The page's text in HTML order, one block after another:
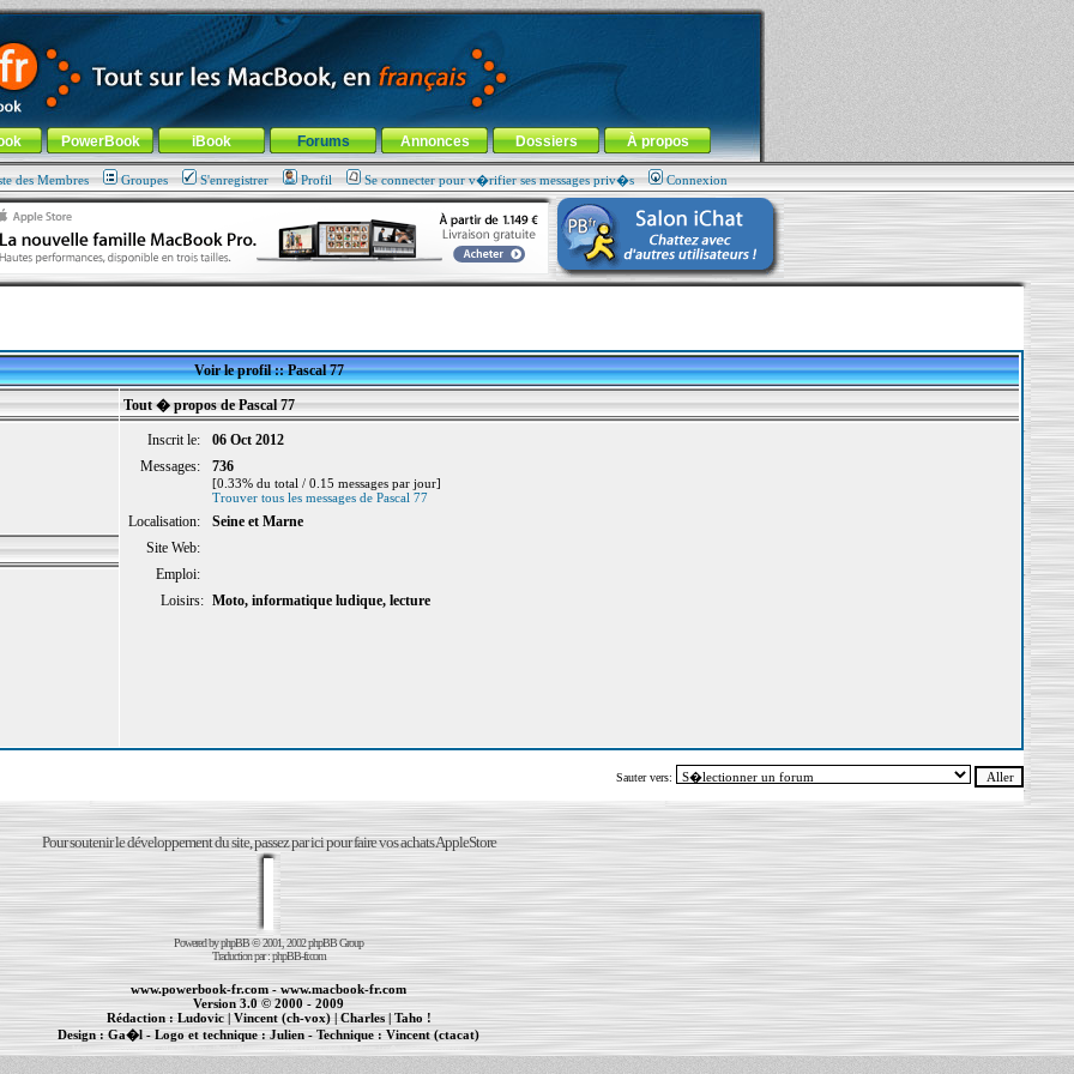
! -Aller au menu de la rubrique
PowerBook iBook Forums Annonces Dossiers À propos
des Membres Groupes S'enregistrer Profil Se connecter pour v�rifier ses messages priv�s Connexion
Voir le profil :: Pascal 77
Tout � propos de Pascal 77
Inscrit le:
06 Oct 2012
Messages:
736
[0.33% du total / 0.15 messages par jour]
Trouver tous les messages de Pascal 77
Localisation:
Seine et Marne
Site Web:
Emploi:
Loisirs: Moto, informatique ludique, lecture
Sauter vers:
Pour soutenir le développement du site, passez par ici pour faire vos achats AppleStore
Powered byphpBB© 2001, 2002 phpBB Group
Traduction par :phpBB-fr.com
www.powerbook-fr.com-www.macbook-fr.com
Version 3.0 © 2000 - 2009
Rédaction :Ludovic|Vincent (ch-vox)|Charles|Taho !
Design :Ga�l - Logo et technique :Julien- Technique :Vincent (ctacat)